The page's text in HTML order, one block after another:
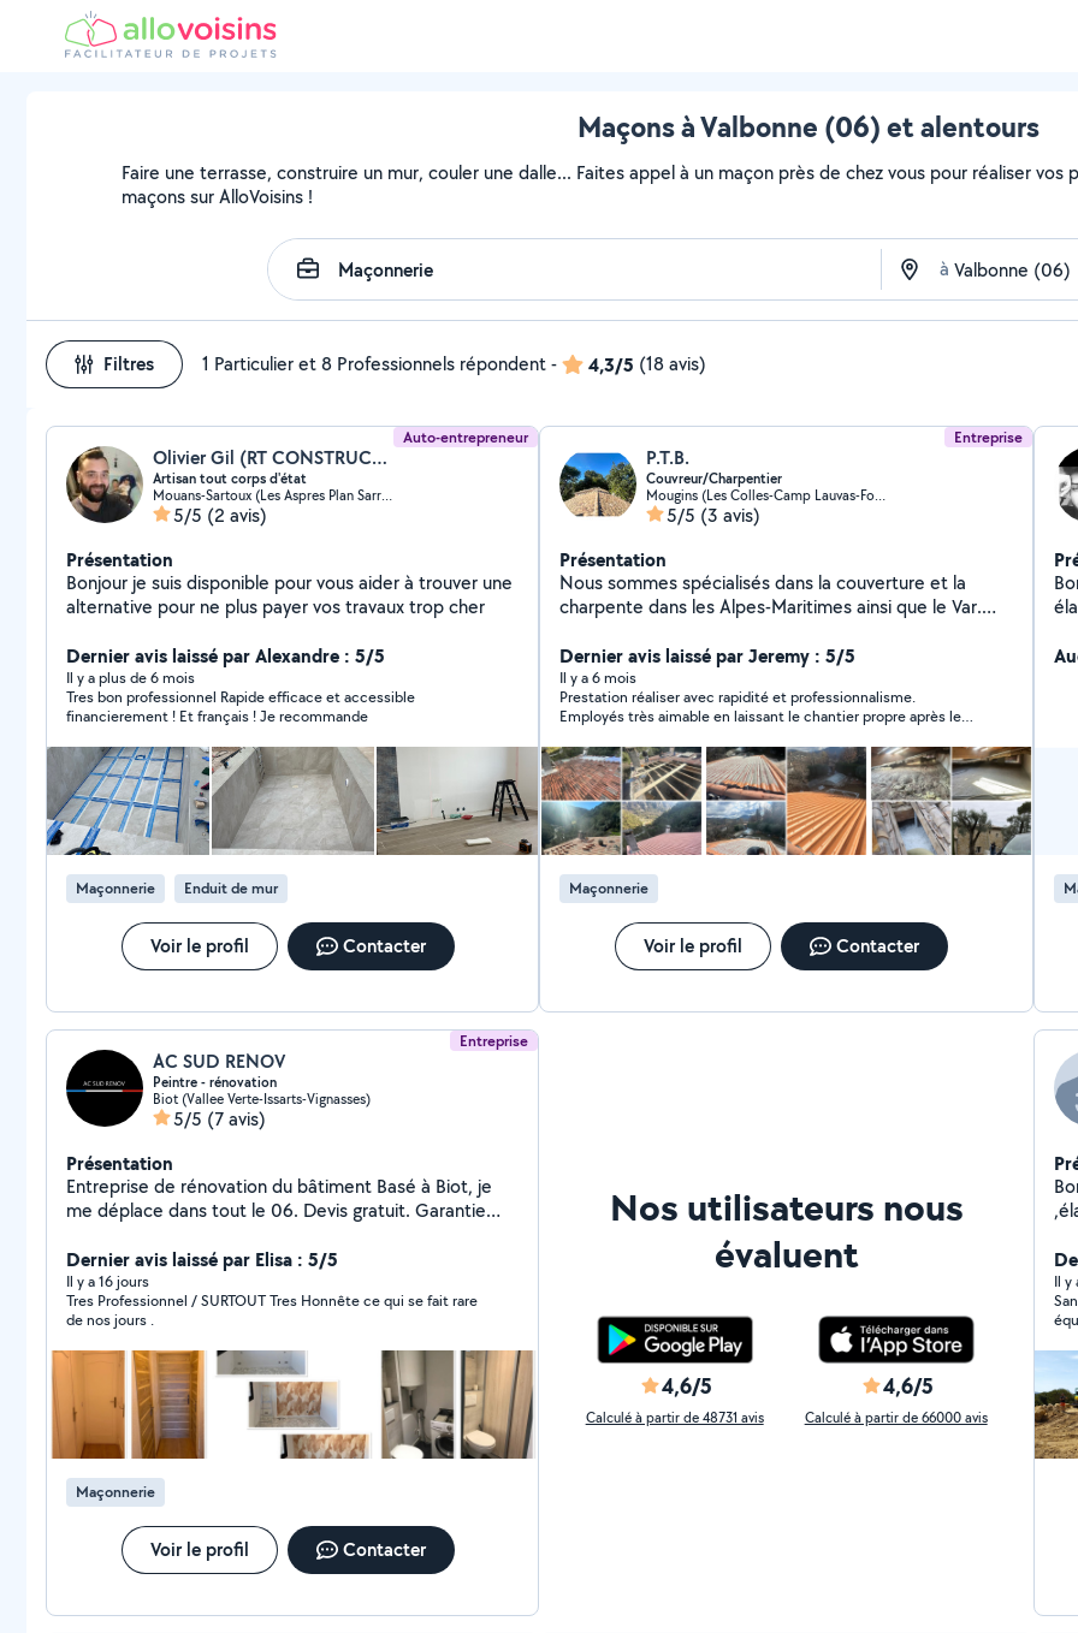
Maçons à Valbonne (06) et alentours
Faire une terrasse, construire un mur, couler une dalle... Faites appel à un maçon près de chez vous pour réaliser
maçons sur AlloVoisins !
à
Filtres 1 Particulier et 8 Professionnels répondent- 4,3/5 (18 avis)
Auto-entrepreneur
Olivier Gil (RT CONSTRUCTION)
Artisan tout corps d'état
Mouans-Sartoux (Les Aspres Plan Sarrain)
5/5 (2 avis)
Présentation
Bonjour je suis disponible pour vous aider à trouver une
alternative pour ne plus payer vos travaux trop cher
Dernier avis laissé par Alexandre : 5/5
Il y a plus de 6 mois
Tres bon professionnel Rapide efficace et accessible
financierement ! Et français ! Je recommande
Maçonnerie Enduit de mur
Voir le profil Contacter
Entreprise
P.T.B.
Couvreur/Charpentier
Mougins (Les Colles-Camp Lauvas-Font de l'Orme)
5/5 (3 avis)
Présentation
Nous sommes spécialisés dans la couverture et la
charpente dans les Alpes-Maritimes ainsi que le Var.
réunit des couvreurs passionnés, formés aux
techniques traditionnelles et aux innovations
modernes, pour des résultats fiables et esthétiques
SANS aucune sous traitance. Nous accompagnons les
particuliers comme les professionnels dans tous les
projets: réparation de toiture, rénovation de
charpente, isolation thermique et étanchéité, pose de
fenêtres de toit, zinguerie et reprise de couverture
après sinistre.
Dernier avis laissé par Jeremy : 5/5
Il y a 6 mois
Prestation réaliser avec rapidité et professionnalisme.
Employés très aimable en laissant le chantier propre après leur
Maçonnerie
Voir le profil Contacter
Entreprise
AC SUD RENOV
Peintre - rénovation
Biot (Vallee Verte-Issarts-Vignasses)
5/5 (7 avis)
Présentation
Entreprise de rénovation du bâtiment Basé à Biot, je
me déplace dans tout le 06. Devis gratuit. Garantie
sur Instagram : ac_sud_renov_
Dernier avis laissé par Elisa : 5/5
Il y a 16 jours
Tres Professionnel / SURTOUT Tres Honnête ce qui se fait rare
de nos jours .
Maçonnerie
Voir le profil Contacter
Nos utilisateurs nous
évaluent
4,6/5
Calculé à partir de 48731 avis
4,6/5
Calculé à partir de 66000 avis
Il y